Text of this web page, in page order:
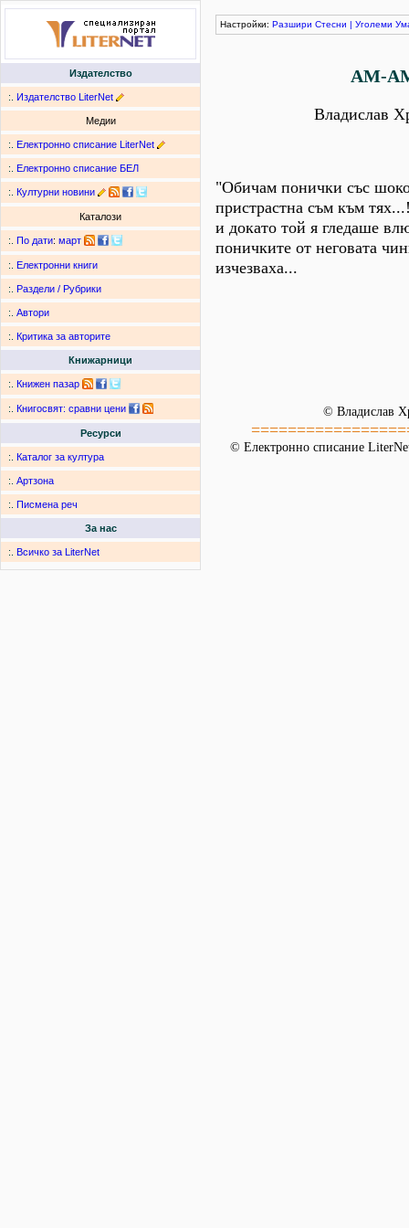
Издателство
:. Издателство LiterNet
Медии
:. Електронно списание LiterNet
:. Електронно списание БЕЛ
:. Културни новини
Каталози
:. По дати: март
:. Електронни книги
:. Раздели / Рубрики
:. Автори
:. Критика за авторите
Книжарници
:. Книжен пазар
:. Книгосвят: сравни цени
Ресурси
:. Каталог за култура
:. Артзона
:. Писмена реч
За нас
:. Всичко за LiterNet
Настройки: Разшири Стесни | Уголеми
АМ-
Владислав
"Обичам понички със
пристрастна съм към
и докато той я гледаше
поничките от неговата
изчезваха...
© Владислав
© Електронно списание